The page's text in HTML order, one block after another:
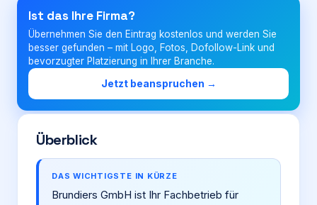
Firma eintragen
Ist das Ihre Firma?
Übernehmen Sie den Eintrag kostenlos und werden Sie
besser gefunden – mit Logo, Fotos, Dofollow-Link und
bevorzugter Platzierung in Ihrer Branche.
Jetzt beanspruchen →
Überblick
DAS WICHTIGSTE IN KÜRZE
Brundiers GmbH ist Ihr Fachbetrieb für